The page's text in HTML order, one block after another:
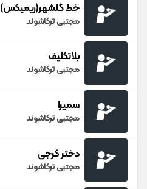
خط گلشهر(ریمیکس)
مجتبی ترکاشوند
بلاتکلیف
مجتبی ترکاشوند
سمیرا
مجتبی ترکاشوند
دختر کرجی
مجتبی ترکاشوند